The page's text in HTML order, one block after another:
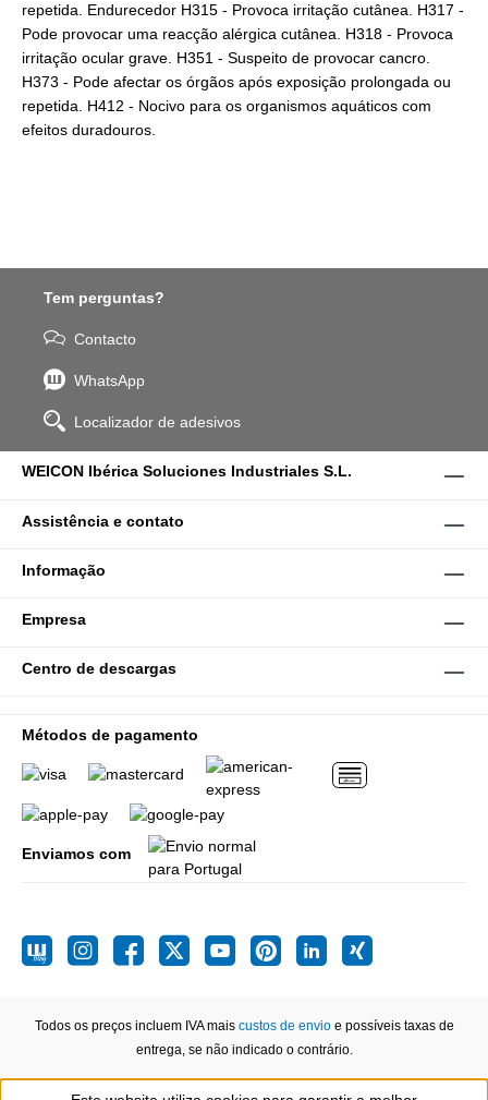
repetida. Endurecedor H315 - Provoca irritação cutânea. H317 -
Pode provocar uma reacção alérgica cutânea. H318 - Provoca
irritação ocular grave. H351 - Suspeito de provocar cancro.
H373 - Pode afectar os órgãos após exposição prolongada ou
repetida. H412 - Nocivo para os organismos aquáticos com
efeitos duradouros.
Tem perguntas?
Contacto
WhatsApp
Localizador de adesivos
WEICON Ibérica Soluciones Industriales S.L.
Assistência e contato
Informação
Empresa
Centro de descargas
Métodos de pagamento
Enviamos com
Todos os preços incluem IVA mais custos de envioe possíveis taxas de
entrega, se não indicado o contrário.